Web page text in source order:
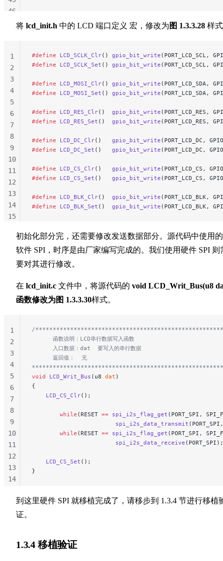
46
50
51
52
53
54
将 lcd_init.h 中的 LCD 端口定义 宏，修改为 图 1.3.3.28 样
#define LCD_SCLK_Clr() gpio_bit_write (PORT_LCD_SCL,
#define LCD_SCLK_Set () gpio_bit_write (PORT_LCD_SCL,
#define LCD_MOSI_Clr() gpio_bit_write (PORT_LCD_SDA,
#define LCD_MOSI_Set () gpio_bit_write (PORT_LCD_SDA,
#define LCD_RES_Clr() gpio_bit_write (PORT_LCD_RES,
#define LCD_RES_Set () gpio_bit_write (PORT_LCD_RES,
#define LCD_DC_Clr() gpio_bit_write (PORT_LCD_DC,
#define LCD_DC_Set () gpio_bit_write (PORT_LCD_DC,
#define LCD_CS_Clr() gpio_bit_write (PORT_LCD_CS,
#define LCD_CS_Set () gpio_bit_write (PORT_LCD_CS,
#define LCD_BLK_Clr() gpio_bit_write (PORT_LCD_BLK,
#define LCD_BLK_Set () gpio_bit_write (PORT_LCD_BLK,
1
2
3
4
5
6
7
8
9
10
11
12
13
14
15
初始化部分完，还需要修改发送数据部分。源代码中使用
软件 SPI，时序是由厂家编写完成的。我们使用硬件 SPI 则
要对其进行修改。
在 lcd_init.c 文件中，将源代码的 void LCD_Writ_Bus(u8
函数修改为图 1.3.3.30样式。
/
      函数说明：LCD串行数据写入函数
      入口数据：dat  要写入的串行数据
      返回值：  无
void
LCD_Writ_Bus (u8 dat )
{
    LCD_CS_Clr
();
        while
(RESET == spi_i2s_flag_get (PORT_SPI,
                        spi_i2s_data_transmit
        while
(RESET == spi_i2s_flag_get (PORT_SPI,
                        spi_i2s_data_receive
(PORT_SPI);
    LCD_CS_Set
();
}
1
2
3
4
5
6
7
8
9
10
11
12
13
14
到这里硬件 SPI 就移植完成了，请移步到 1.3.4 节进行移植
证。
1.3.4 移植验证